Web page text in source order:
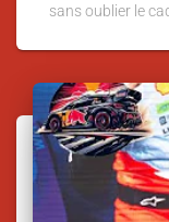
sans oublier le